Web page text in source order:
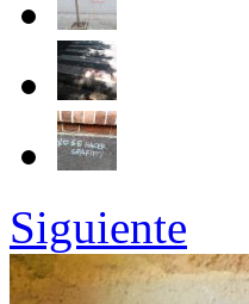
Siguiente